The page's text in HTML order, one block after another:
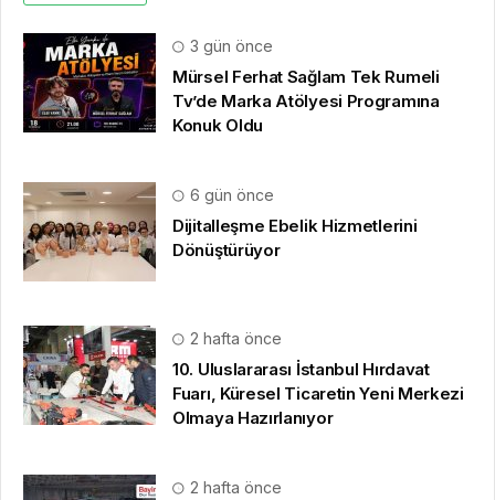
3 gün önce
Mürsel Ferhat Sağlam Tek Rumeli
Tv’de Marka Atölyesi Programına
Konuk Oldu
6 gün önce
Dijitalleşme Ebelik Hizmetlerini
Dönüştürüyor
2 hafta önce
10. Uluslararası İstanbul Hırdavat
Fuarı, Küresel Ticaretin Yeni Merkezi
Olmaya Hazırlanıyor
2 hafta önce